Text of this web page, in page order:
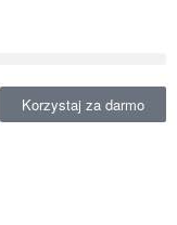
Korzystaj za darmo